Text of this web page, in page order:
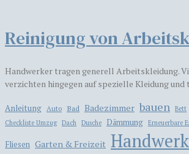
Reinigung von
Handwerker tragen generell Arbeitskleidung.
verzichten hingegen auf spezielle Kleidung
Anleitung Auto Bad Badezimmer bauen Bett
Checkliste Umzug Dach Dusche Dämmung Erneuerbare
Fliesen Garten & Freizeit